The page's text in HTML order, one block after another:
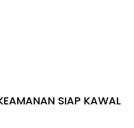
SIAP KAWAL